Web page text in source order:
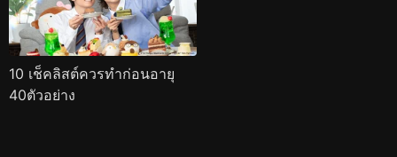
10 เช็คลิสต์ควรทำก่อนอายุ
40ตัวอย่าง